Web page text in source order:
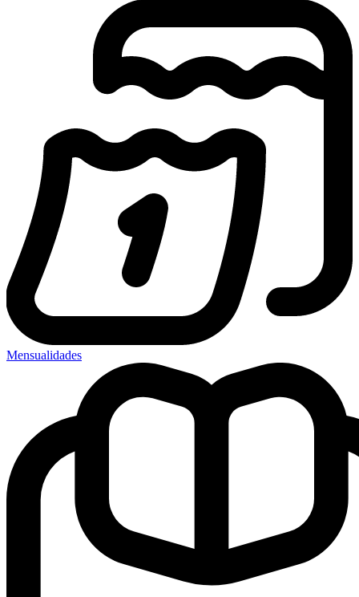
Mensualidades